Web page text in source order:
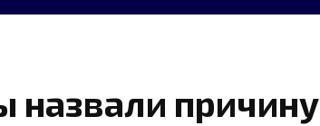
назвали причину